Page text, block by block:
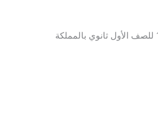
النظرية البنائية، مبادئ النظرية البنائية، مقرر كيمياء1 للصف الأول ثانوي بالمملكة